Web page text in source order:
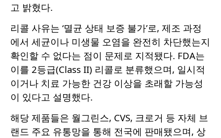
고 밝혔다.
리콜 사유는 ‘멸균 상태 보증 불가’로, 제조 과정
에서 세균이나 미생물 오염을 완전히 차단했는지
확인할 수 없다는 점이 문제로 지적됐다. FDA는
이를 2등급(Class II) 리콜로 분류했으며, 일시적
이거나 치료 가능한 건강 이상을 초래할 가능성
이 있다고 설명했다.
해당 제품들은 월그린스, CVS, 크로거 등 자체 브
랜드 주요 유통망을 통해 전국에 판매됐으며, 상